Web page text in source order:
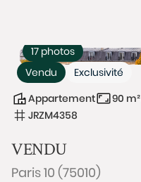
Vendu Exclusivité
17 photos
Appartement 90 m²
JRZM4358
VENDU
Paris 10 (75010)